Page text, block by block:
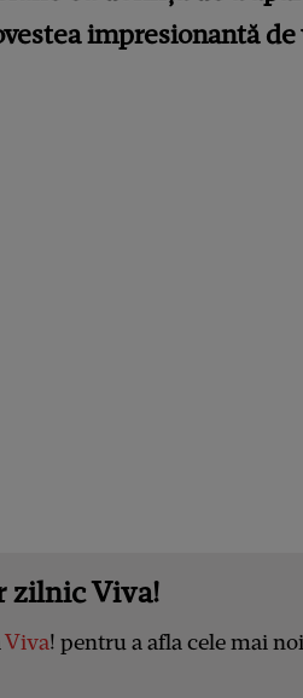
impresionantă
zilnic Viva!
Viva! pentru a afla cele mai